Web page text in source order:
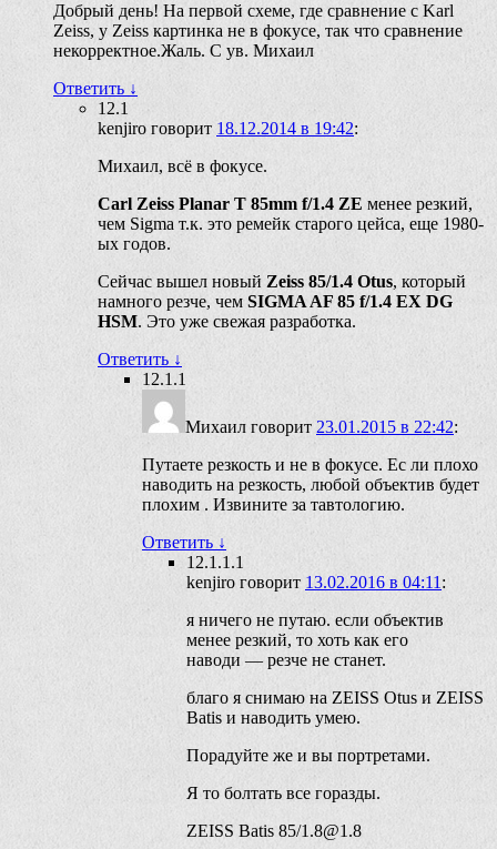
Добрый день! На первой схеме, где сравнение с Karl
Zeiss, у Zeiss картинка не в фокусе, так что сравнение
некорректное.Жаль. С ув. Михаил
Ответить ↓
12.1
kenjiro говорит 18.12.2014 в 19:42:
Михаил, всё в фокусе.
Carl Zeiss Planar T 85mm f/1.4 ZE менее резкий,
чем Sigma т.к. это ремейк старого цейса, еще 1980-
ых годов.
Сейчас вышел новый Zeiss 85/1.4 Otus, который
намного резче, чем SIGMA AF 85 f/1.4 EX DG
HSM. Это уже свежая разработка.
Ответить ↓
12.1.1
Михаил говорит 23.01.2015 в 22:42:
Путаете резкость и не в фокусе. Ес ли плохо
наводить на резкость, любой объектив будет
плохим . Извините за тавтологию.
Ответить ↓
12.1.1.1
kenjiro говорит 13.02.2016 в 04:11 :
я ничего не путаю. если объектив
менее резкий, то хоть как его
наводи — резче не станет.
благо я снимаю на ZEISS Otus и ZEISS
Batis и наводить умею.
Порадуйте же и вы портретами.
Я то болтать все горазды.
ZEISS Batis 85/1.8@1.8